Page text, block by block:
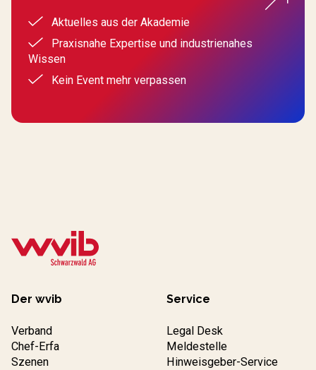
Aktuelles aus der Akademie
Praxisnahe Expertise und industrienahes
Wissen
Kein Event mehr verpassen
Der wvib
Verband
Chef-Erfa
Szenen
Service
Legal Desk
Meldestelle
Hinweisgeber-Service